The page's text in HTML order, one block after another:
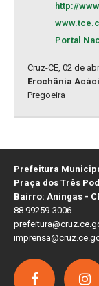
http://
Portal
Cruz-CE, 02 de
Erochânia
Pregoeira
Prefeitura
Praça dos Três
Bairro: Aningas -
88 99259-3006